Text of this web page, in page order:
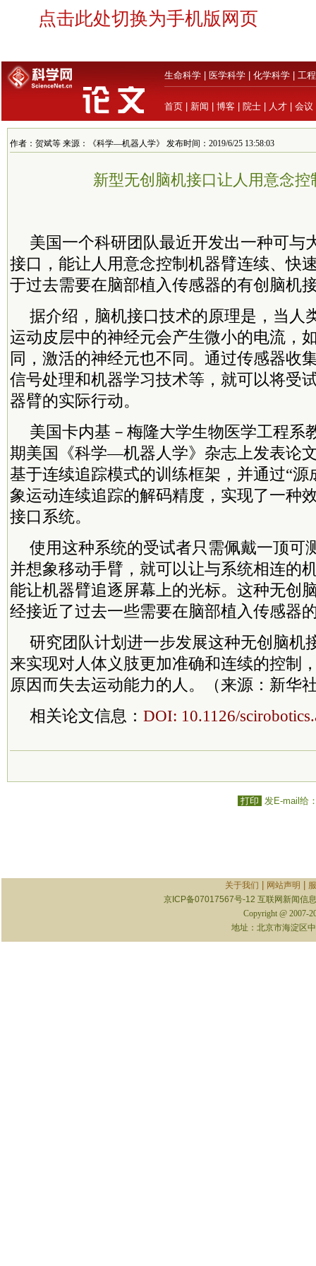
点击此处切换为手机版网页
生命科学 医学科学 化学科学 工
首页 新闻 博客 院士 人才 会议
作者：贺斌等 来源：《科学—机器人学》 发布时间：2019/6/25 13:58:03
新型无创脑机接口让人用意念控
美国一个科研团队最近开发出一种可与
接口，能让人用意念控制机器臂连续、快
于过去需要在脑部植入传感器的有创脑机
据介绍，脑机接口技术的原理是，当人
运动皮层中的神经元会产生微小的电流，
同，激活的神经元也不同。通过传感器收
信号处理和机器学习技术等，就可以将受
器臂的实际行动。
美国卡内基－梅隆大学生物医学工程系
期美国《科学—机器人学》杂志上发表论
基于连续追踪模式的训练框架，并通过“源
象运动连续追踪的解码精度，实现了一种
接口系统。
使用这种系统的受试者只需佩戴一顶可
并想象移动手臂，就可以让与系统相连的
能让机器臂追逐屏幕上的光标。这种无创
经接近了过去一些需要在脑部植入传感器
研究团队计划进一步发展这种无创脑机
来实现对人体义肢更加准确和连续的控制
原因而失去运动能力的人。（来源：新华
相关论文信息： DOI: 10.1126/
打印 发E-mail给
关于我们 网站声明
京ICP备07017567号-12 互联网新闻信
Copyright @ 2007-
地址：北京市海淀区